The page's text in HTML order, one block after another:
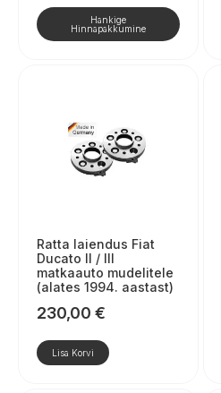
Hankige
Hinnapakkumine
Ratta laiendus Fiat
Ducato II / III
matkaauto mudelitele
(alates 1994. aastast)
230,00 €
Lisa Korvi